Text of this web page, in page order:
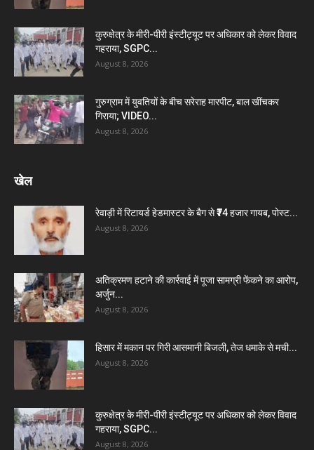
कुरुक्षेत्र के मीरी-पीरी इंस्टीट्यूट पर अधिकार को लेकर विवाद
गहराया, SGPC...
August 8, 2026
गुरुग्राम में युवतियों के बीच सरेराह मारपीट, बाल खींचकर
गिराया; VIDEO...
August 8, 2026
खेल
रेवाड़ी में रिटायर्ड हेडमास्टर के बैग से ₹74 हजार गायब, पोस्ट...
August 8, 2026
अतिक्रमण हटाने की कार्रवाई में पूजा सामग्री फेंकने का आरोप,
अर्जुन...
August 8, 2026
हिसार में मकान पर गिरी आसमानी बिजली, तेज धमाके से मची...
August 8, 2026
कुरुक्षेत्र के मीरी-पीरी इंस्टीट्यूट पर अधिकार को लेकर विवाद
गहराया, SGPC...
August 8, 2026